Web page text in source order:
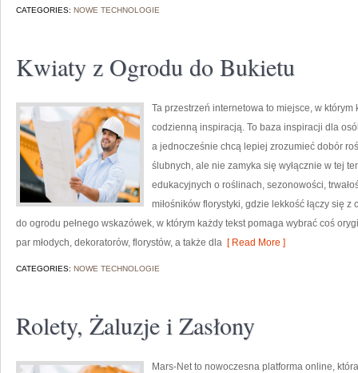
CATEGORIES: NOWE TECHNOLOGIE
Kwiaty z Ogrodu do Bukietu
Ta przestrzeń internetowa to miejsce, w
codzienną inspiracją. To baza inspiracji dla
a jednocześnie chcą lepiej zrozumieć dobór
ślubnych, ale nie zamyka się wyłącznie w tej
edukacyjnych o roślinach, sezonowości,
miłośników florystyki, gdzie lekkość łączy się
do ogrodu pełnego wskazówek, w którym każdy tekst pomaga wybrać coś
par młodych, dekoratorów, florystów, a także dla [ Read More ]
CATEGORIES: NOWE TECHNOLOGIE
Rolety, Żaluzje i Zasłony
Mars-Net to nowoczesna platforma online,